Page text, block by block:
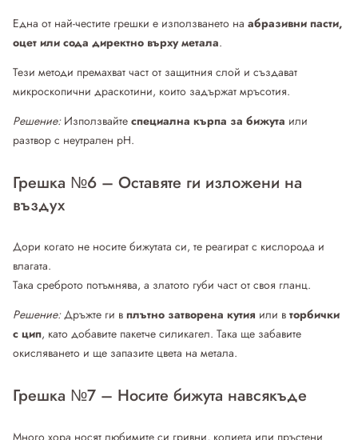
Една от най-честите грешки е използването на абразивни пасти,
оцет или сода директно върху метала.
Тези методи премахват част от защитния слой и създават
микроскопични драскотини, които задържат мръсотия.
Решение:Използвайте специална кърпа за бижута или
разтвор с неутрален pH.
Грешка №6 – Оставяте ги изложени на
въздух
Дори когато не носите бижутата си, те реагират с кислорода и
влагата.
Така среброто потъмнява, а златото губи част от своя гланц.
Решение:Дръжте ги в плътно затворена кутия или в торбички
с цип, като добавите пакетче силикагел. Така ще забавите
окисляването и ще запазите цвета на метала.
Грешка №7 – Носите бижута навсякъде
Много хора носят любимите си гривни, колиета или пръстени